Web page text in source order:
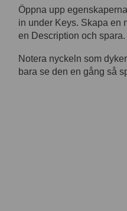
Öppna upp
in under Keys. Skapa en
en Description och spara.
Notera nyckeln som
bara se den en gång så